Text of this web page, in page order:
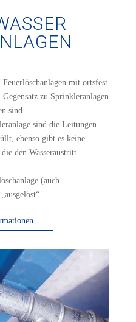
Feuerlöschanlagen mit ortsfest
zu Sprinkleranlagen
sind.
sind die Leitungen
ebenso gibt es keine
den Wasseraustritt
(auch
…